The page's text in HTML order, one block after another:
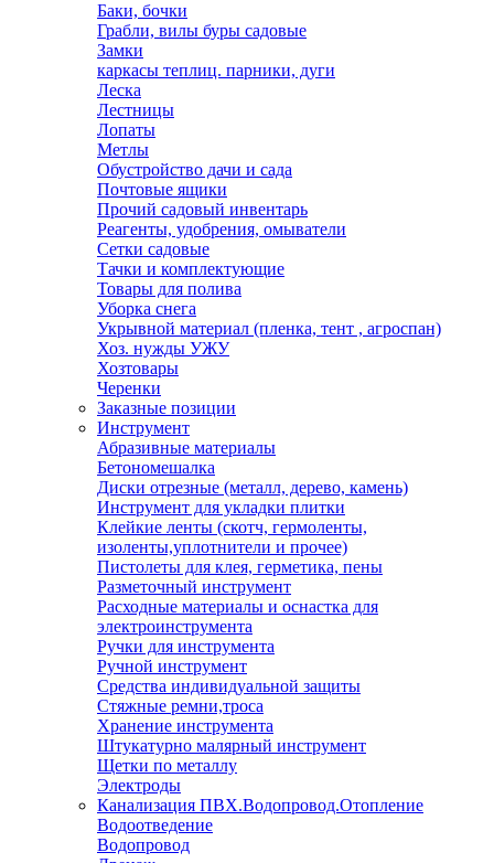
Баки, бочки
Грабли, вилы буры садовые
Замки
каркасы теплиц. парники, дуги
Леска
Лестницы
Лопаты
Метлы
Обустройство дачи и сада
Почтовые ящики
Прочий садовый инвентарь
Реагенты, удобрения, омыватели
Сетки садовые
Тачки и комплектующие
Товары для полива
Уборка снега
Укрывной материал (пленка, тент , агроспан)
Хоз. нужды УЖУ
Хозтовары
Черенки
Заказные позиции
Инструмент
Абразивные материалы
Бетономешалка
Диски отрезные (металл, дерево, камень)
Инструмент для укладки плитки
Клейкие ленты (скотч, гермоленты,
изоленты,уплотнители и прочее)
Пистолеты для клея, герметика, пены
Разметочный инструмент
Расходные материалы и оснастка для
электроинструмента
Ручки для инструмента
Ручной инструмент
Средства индивидуальной защиты
Стяжные ремни,троса
Хранение инструмента
Штукатурно малярный инструмент
Щетки по металлу
Электроды
Канализация ПВХ.Водопровод.Отопление
Водоотведение
Водопровод